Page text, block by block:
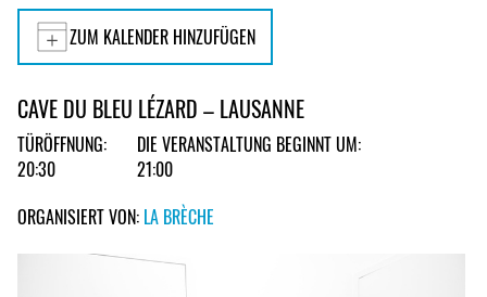
ZUM KALENDER HINZUFÜGEN
CAVE DU BLEU LÉZARD – LAUSANNE
TÜRÖFFNUNG:
20:30
DIE VERANSTALTUNG BEGINNT UM:
21:00
ORGANISIERT VON: LA BRÈCHE